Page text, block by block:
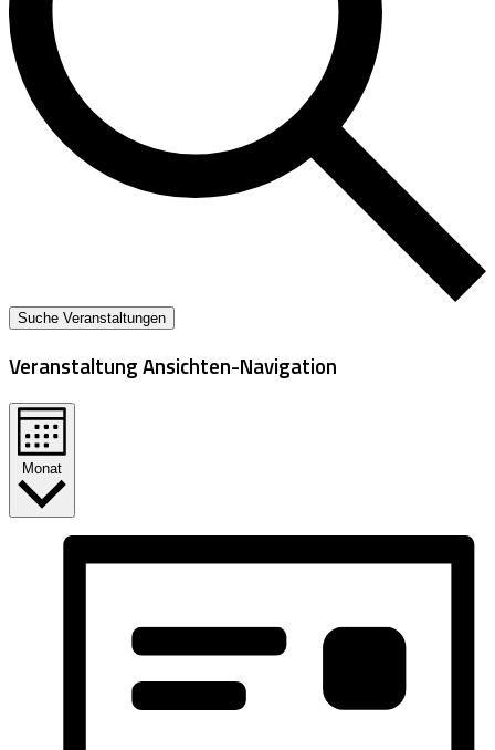
Suche Veranstaltungen
Veranstaltung Ansichten-Navigation
Monat